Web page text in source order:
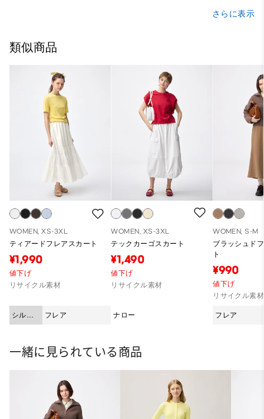
さらに表示
類似商品
WOMEN, XS-3XL
ティアードフレアスカート
¥1,990
値下げ
リサイクル素材
シルエ
ット
フレア
WOMEN, XS-3XL
テックカーゴスカート
¥1,490
値下げ
リサイクル素材
ナロー
WOMEN, S-M
ブラッシュド
ト
¥990
値下げ
リサイクル素材
フレア
一緒に見られている商品